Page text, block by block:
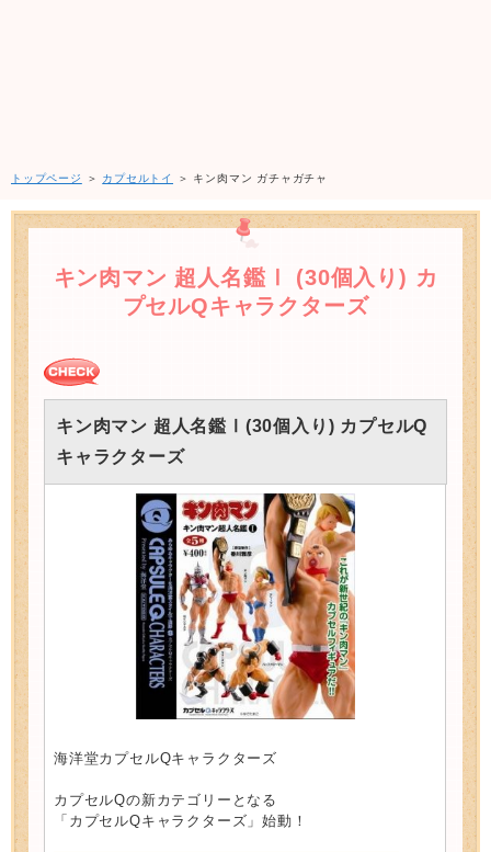
トップページ ＞ カプセルトイ ＞ キン肉マン ガチャガチャ
キン肉マン 超人名鑑Ⅰ (30個入り) カ
プセルQキャラクターズ
キン肉マン 超人名鑑Ⅰ(30個入り) カプセルQ
キャラクターズ
海洋堂カプセルQキャラクターズ
カプセルQの新カテゴリーとなる
「カプセルQキャラクターズ」始動！